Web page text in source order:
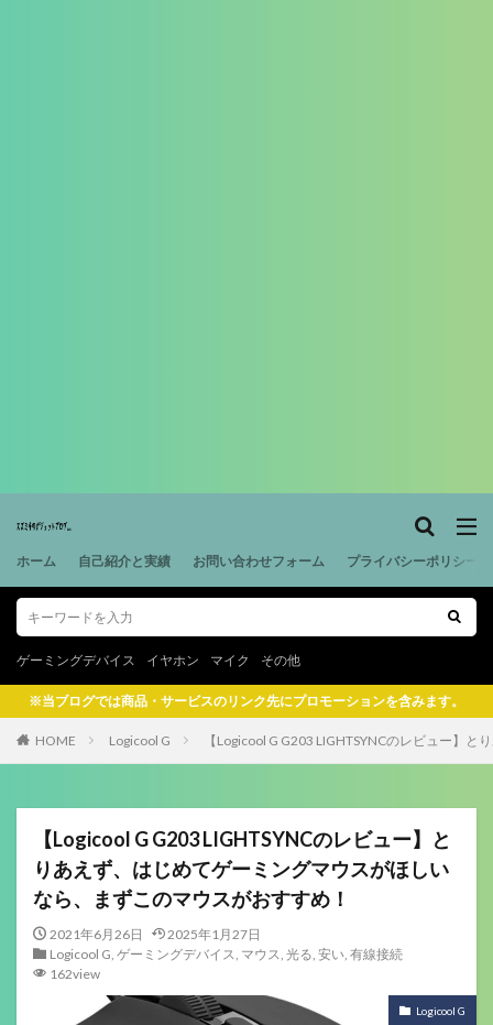
ホーム 自己紹介と実績 お問い合わせフォーム プライバシーポリシー
ゲーミングデバイス イヤホン マイク その他
※当ブログでは商品・サービスのリンク先にプロモーションを含みます。
HOME Logicool G 【Logicool G G203 LIGHTSYNCのレビュー】
【Logicool G G203 LIGHTSYNCのレビュー】と
りあえず、はじめてゲーミングマウスがほしい
なら、まずこのマウスがおすすめ！
2021年6月26日
2025年1月27日
Logicool G, ゲーミングデバイス, マウス, 光る, 安い, 有線接続
162view
Logicool G